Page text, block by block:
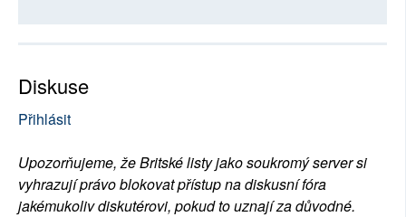
Diskuse
Přihlásit
Upozorňujeme, že Britské listy jako soukromý server si
vyhrazují právo blokovat přístup na diskusní fóra
jakémukoliv diskutérovi, pokud to uznají za důvodné.